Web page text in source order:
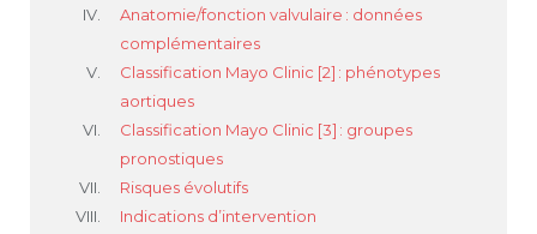
Anatomie/fonction valvulaire : données
complémentaires
Classification Mayo Clinic [2] : phénotypes
aortiques
Classification Mayo Clinic [3] : groupes
pronostiques
Risques évolutifs
Indications d’intervention